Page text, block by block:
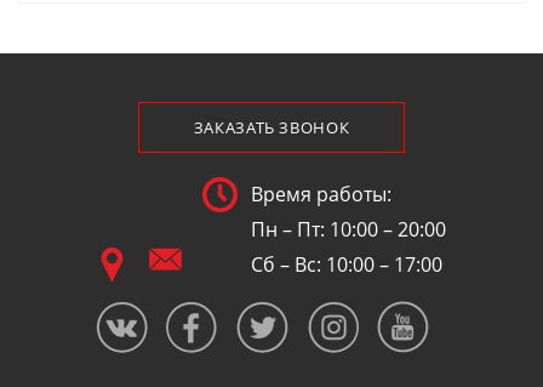
ЗАКАЗАТЬ ЗВОНОК
Время работы:
Пн – Пт: 10:00 – 20:00
Сб – Вс: 10:00 – 17:00